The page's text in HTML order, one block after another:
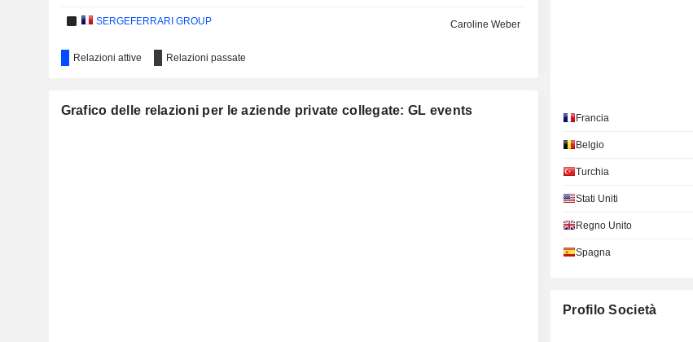
SERGEFERRARI GROUP Caroline Weber
Relazioni attive Relazioni passate
Grafico delle relazioni per le aziende private collegate: GL events
Francia
Belgio
Turchia
Stati Uniti
Regno Unito
Spagna
Profilo Società